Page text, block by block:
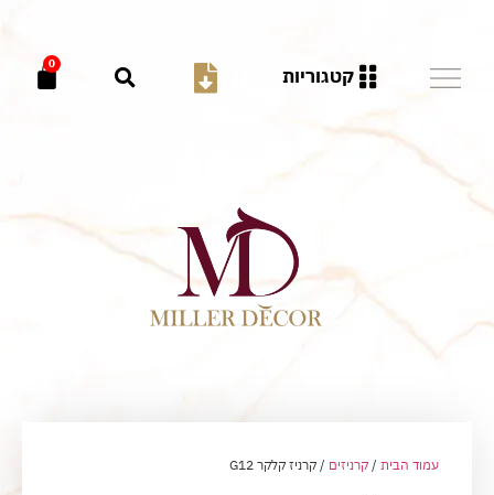
קטגוריות
0
עמוד הבית / קרניזים / קרניז קלקר G12